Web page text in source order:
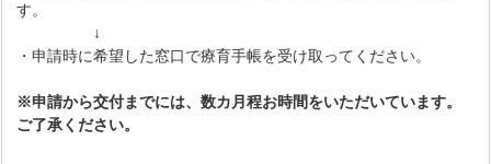
す。
↓
・申請時に希望した窓口で療育手帳を受け取ってください。
※申請から交付までには、数カ月程お時間をいただいています。
ご了承ください。